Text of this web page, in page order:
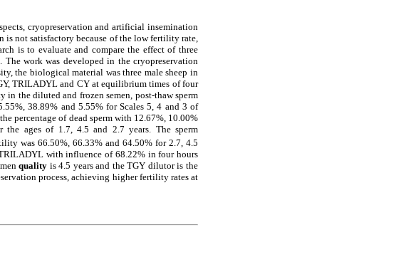
cryopreservation and artificial insemination
is not satisfactory because of the low fertility rate,
is to evaluate and compare the effect of three
work was developed in the cryopreservation
the biological material was three male sheep in
TRILADYL and CY at equilibrium times of four
in the diluted and frozen semen, post-thaw sperm
38.89% and 5.55% for Scales 5, 4 and 3 of
percentage of dead sperm with 12.67%, 10.00%
the ages of 1.7, 4.5 and 2.7 years. The sperm
was 66.50%, 66.33% and 64.50% for 2.7, 4.5
with influence of 68.22% in four hours
quality is 4.5 years and the TGY dilutor is the
process, achieving higher fertility rates at